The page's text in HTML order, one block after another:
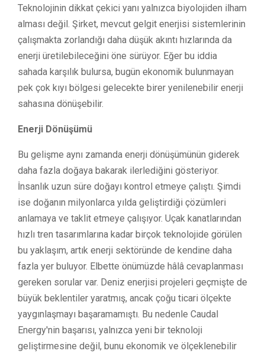
Teknolojinin dikkat çekici yanı yalnızca biyolojiden ilham
alması değil. Şirket, mevcut gelgit enerjisi sistemlerinin
çalışmakta zorlandığı daha düşük akıntı hızlarında da
enerji üretilebileceğini öne sürüyor. Eğer bu iddia
sahada karşılık bulursa, bugün ekonomik bulunmayan
pek çok kıyı bölgesi gelecekte birer yenilenebilir enerji
sahasına dönüşebilir.
Enerji Dönüşümü
Bu gelişme aynı zamanda enerji dönüşümünün giderek
daha fazla doğaya bakarak ilerlediğini gösteriyor.
İnsanlık uzun süre doğayı kontrol etmeye çalıştı. Şimdi
ise doğanın milyonlarca yılda geliştirdiği çözümleri
anlamaya ve taklit etmeye çalışıyor. Uçak kanatlarından
hızlı tren tasarımlarına kadar birçok teknolojide görülen
bu yaklaşım, artık enerji sektöründe de kendine daha
fazla yer buluyor. Elbette önümüzde hâlâ cevaplanması
gereken sorular var. Deniz enerjisi projeleri geçmişte de
büyük beklentiler yaratmış, ancak çoğu ticari ölçekte
yaygınlaşmayı başaramamıştı. Bu nedenle Caudal
Energy'nin başarısı, yalnızca yeni bir teknoloji
geliştirmesine değil, bunu ekonomik ve ölçeklenebilir